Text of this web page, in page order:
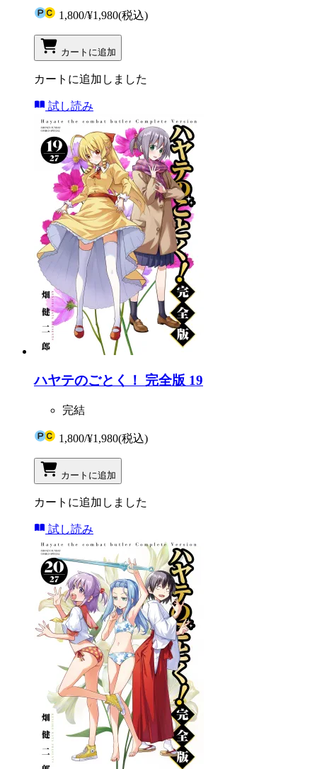
1,800/¥1,980(税込)
カートに追加
カートに追加しました
試し読み
ハヤテのごとく！ 完全版 19
完結
1,800/¥1,980(税込)
カートに追加
カートに追加しました
試し読み